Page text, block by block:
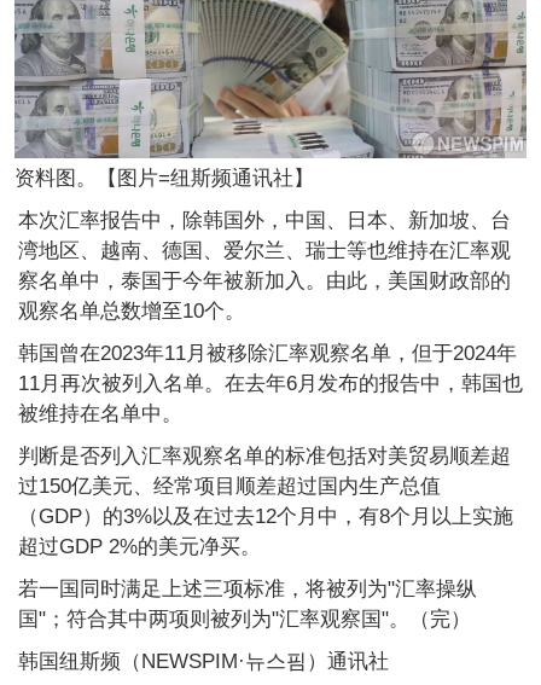
资料图。【图片=纽斯频通讯社】
本次汇率报告中，除韩国外，中国、日本、新加坡、台
湾地区、越南、德国、爱尔兰、瑞士等也维持在汇率观
察名单中，泰国于今年被新加入。由此，美国财政部的
观察名单总数增至10个。
韩国曾在2023年11月被移除汇率观察名单，但于2024年
11月再次被列入名单。在去年6月发布的报告中，韩国也
被维持在名单中。
判断是否列入汇率观察名单的标准包括对美贸易顺差超
过150亿美元、经常项目顺差超过国内生产总值
（GDP）的3%以及在过去12个月中，有8个月以上实施
超过GDP 2%的美元净买。
若一国同时满足上述三项标准，将被列为"汇率操纵
国"；符合其中两项则被列为"汇率观察国"。（完）
韩国纽斯频（NEWSPIM·뉴스핌）通讯社